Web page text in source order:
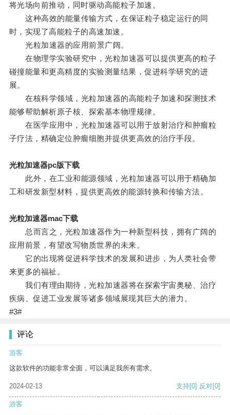
将光场向前推动，同时驱动高能粒子加速。
这种高效的能量传输方式，在保证粒子稳定运行的同
时，实现了高能粒子的高速加速。
光粒加速器的应用前景广阔。
在物理学实验研究中，光粒加速器可以提供更高的粒子
碰撞能量和更高精度的实验测量结果，促进科学研究的进
展。
在核科学领域，光粒加速器的高能粒子加速和探测技术
能够帮助解析原子核、探索基本物理规律。
在医学应用中，光粒加速器可以用于放射治疗和肿瘤粒
子疗法，精确定位肿瘤细胞并提供更高效的治疗手段。
光粒加速器pc版下载
此外，在工业和能源领域，光粒加速器可以用于精确加
工和研发新型材料，提供更高效的能源转换和传输方法。
光粒加速器mac下载
总而言之，光粒加速器作为一种新型科技，拥有广阔的
应用前景，有望改写物质世界的未来。
它的出现将促进科学技术的发展和进步，为人类社会带
来更多的福祉。
我们有理由期待，光粒加速器将在探索宇宙奥秘、治疗
疾病、促进工业发展等诸多领域展现其巨大的潜力。
#3#
评论
游客
这款软件的功能非常全面，可以满足我所有需求。
2024-02-13 支持[0] 反对[0]
游客